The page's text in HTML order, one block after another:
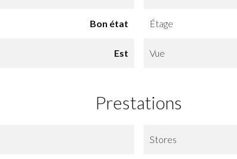
Bon état Étage
Est Vue
Prestations
Stores